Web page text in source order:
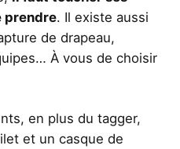
prendre. Il existe aussi
de drapeau,
À vous de choisir
en plus du tagger,
et un casque de